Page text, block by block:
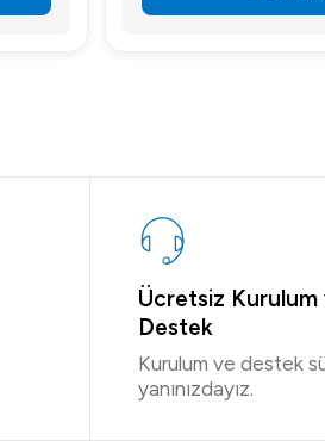
Ücretsiz Kurulum
Destek
Kurulum ve destek
yanınızdayız.